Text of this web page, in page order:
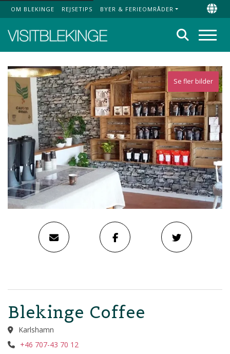
Top Menu
OM BLEKINGE REJSETIPS BYER & FERIEOMRÅDER
Søg
Se fler bilder
Blekinge Coffee
Karlshamn
+46 707-43 70 12